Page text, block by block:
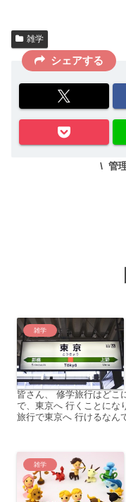
雑学
シェアする
管
雑学
皆さん、 修学旅行はどこ
で、東京へ 行くことにな
旅行で東京へ 行けるなん
雑学